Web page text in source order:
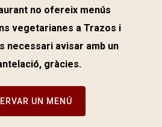
no ofereix menús
vegetarianes a Trazos i
necessari avisar amb un
gràcies.
UN MENÚ